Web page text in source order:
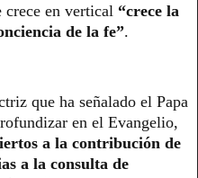
crece en vertical “crece la
de la fe”.
que ha señalado el Papa
en el Evangelio,
a la contribución de
a la consulta de